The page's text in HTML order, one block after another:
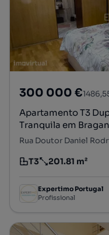
300 000 €
Apartamento T3
Tranquila em
Tipologia
T3
Preço por metro
201.81 m²
Expertimo Portugal
Profissional